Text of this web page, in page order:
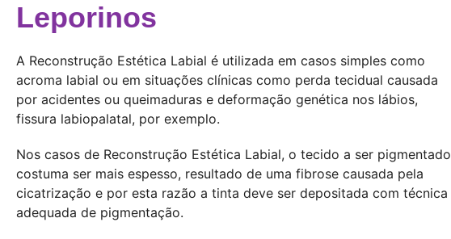
Leporinos
A Reconstrução Estética Labial é utilizada em casos simples como
acroma labial ou em situações clínicas como perda tecidual causada
por acidentes ou queimaduras e deformação genética nos lábios,
fissura labiopalatal, por exemplo.
Nos casos de Reconstrução Estética Labial, o tecido a ser pigmentado
costuma ser mais espesso, resultado de uma fibrose causada pela
cicatrização e por esta razão a tinta deve ser depositada com técnica
adequada de pigmentação.